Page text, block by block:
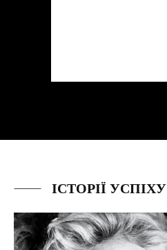
ІСТОРІЇ УСПІХУ